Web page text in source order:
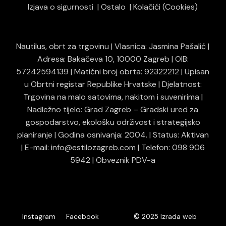
Izjava o sigurnosti
Ostalo Kolačići (Cookies)
Nautilus, obrt za trgovinu | Vlasnica: Jasmina Pašalić |
Adresa: Bakačeva 10, 10000 Zagreb | OIB:
57242594139 | Matični broj obrta: 92322212 | Upisan
u Obrtni registar Republike Hrvatske | Djelatnost:
Trgovina na malo satovima, nakitom i suvenirima |
Nadležno tijelo: Grad Zagreb – Gradski ured za
gospodarstvo, ekološku održivost i strategijsko
planiranje | Godina osnivanja: 2004. | Status: Aktivan
| E-mail: info@estilozagreb.com | Telefon: 098 906
5942 | Obveznik PDV-a
Instagram Facebook © 2025Izrada web